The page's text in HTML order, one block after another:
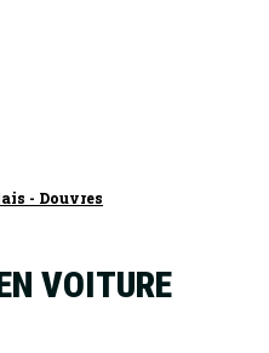
- Douvres
VOITURE